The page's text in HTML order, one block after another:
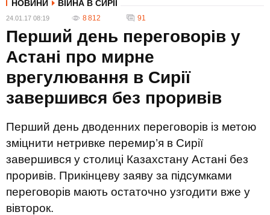
НОВИНИ ВІЙНА В СИРІЇ
24.01.17 08:19 8 812 91
Перший день переговорів у
Астані про мирне
врегулювання в Сирії
завершився без проривів
Перший день дводенних переговорів із метою
зміцнити нетривке перемир’я в Сирії
завершився у столиці Казахстану Астані без
проривів. Прикінцеву заяву за підсумками
переговорів мають остаточно узгодити вже у
вівторок.